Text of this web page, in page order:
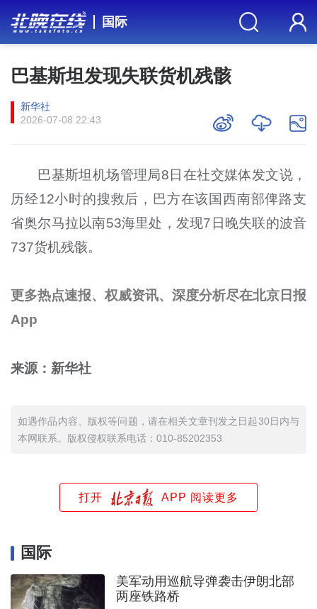
国际
巴基斯坦发现失联货机残骸
新华社
2026-07-08 22:43
巴基斯坦机场管理局8日在社交媒体发文说，
历经12小时的搜救后，巴方在该国西南部俾路支
省奥尔马拉以南53海里处，发现7日晚失联的波音
737货机残骸。
更多热点速报、权威资讯、深度分析尽在北京日报
App
来源：新华社
如遇作品内容、版权等问题，请在相关文章刊发之日起30日内与
本网联系。版权侵权联系电话：010-85202353
打开 APP 阅读更多
国际
美军动用巡航导弹袭击伊朗北部
两座铁路桥